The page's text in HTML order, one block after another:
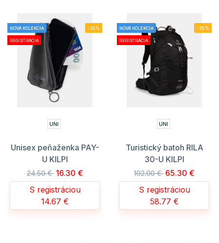
NOVÁ KOLEKCIA
REGISTRÁCIA
-33%
UNI
Unisex peňaženka PAY-
U KILPI
24.50 € 16.30 €
S registráciou
14.67 €
NOVÁ KOLEKCIA
REGISTRÁCIA
-35%
UNI
Turistický batoh RILA
30-U KILPI
102.00 € 65.30 €
S registráciou
58.77 €